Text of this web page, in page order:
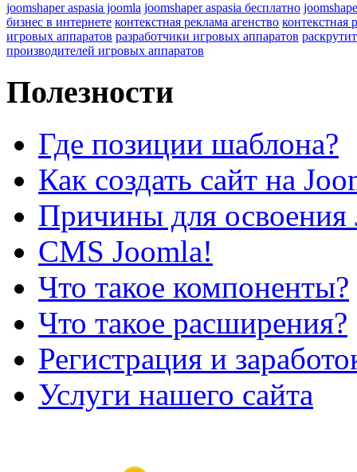
joomshaper aspasia joomla joomshaper aspasia бесплатно
бизнес в интернете контекстная реклама агенство контекстная
игровых аппаратов разработчики игровых аппаратов
производителей игровых аппаратов
Полезности
Где позиции шаблона?
Как создать сайт на
Причины для освоения
CMS Joomla!
Что такое компоненты?
Что такое расширения?
Регистрация и
Услуги нашего сайта